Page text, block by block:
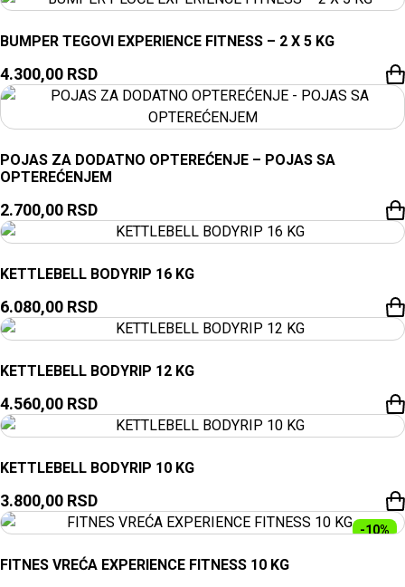
BUMPER TEGOVI EXPERIENCE FITNESS – 2 X 5 KG
4.300,00 RSD
POJAS ZA DODATNO OPTEREĆENJE – POJAS SA
OPTEREĆENJEM
2.700,00 RSD
KETTLEBELL BODYRIP 16 KG
6.080,00 RSD
KETTLEBELL BODYRIP 12 KG
4.560,00 RSD
KETTLEBELL BODYRIP 10 KG
3.800,00 RSD
-10%
FITNES VREĆA EXPERIENCE FITNESS 10 KG